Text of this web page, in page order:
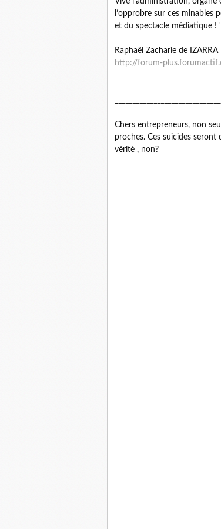
l’opprobre sur ces
et du spectacle médiatique !
Raphaël Zacharie de IZARRA
http://forum-
Chers entrepreneurs, non
proches. Ces suicides
vérité , non?